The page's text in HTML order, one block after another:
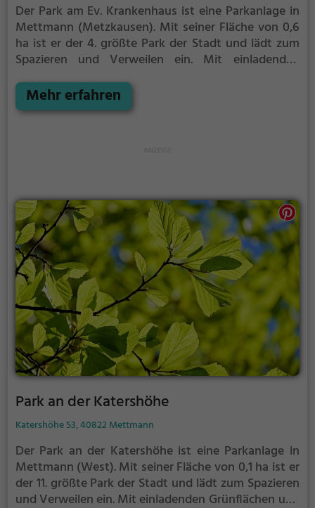
Der Park am Ev. Krankenhaus ist eine Parkanlage in
Mettmann (Metzkausen). Mit seiner Fläche von 0,6
ha ist er der 4. größte Park der Stadt und lädt zum
Spazieren und Verweilen ein. Mit einladenden
am Ev. Krankenhaus zahlreiche Möglichkeiten zur
Entspannung.
Mehr erfahren
Park an der Katershöhe
Katershöhe 53, 40822 Mettmann
Der Park an der Katershöhe ist eine Parkanlage in
Mettmann (West).Mit seiner Fläche von 0,1 ha ist er
der 11. größte Park der Stadt und lädt zum Spazieren
und Verweilen ein.Mit einladenden Grünflächen und